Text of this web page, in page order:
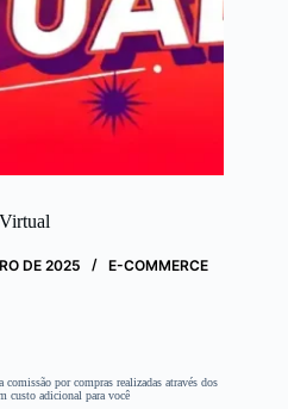
DE 2025 E-COMMERCE
por compras realizadas através dos
custo adicional para você